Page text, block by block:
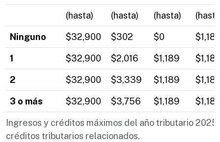
Ingresos y créditos máximos del año tributario 2025
créditos tributarios relacionados.
(hasta) (hasta) (hasta)
Ninguno $32,900 $302 $0
1 $32,900 $2,016 $1,189
2 $32,900 $3,339 $1,189
3 o más $32,900 $3,756 $1,189